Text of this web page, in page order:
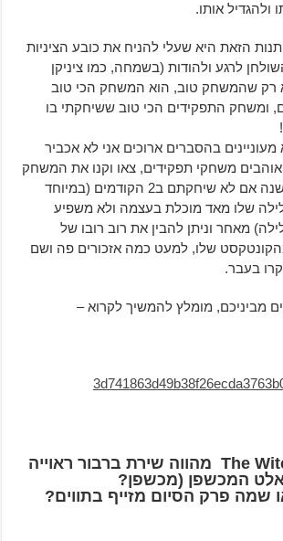
אותו.
הזאת היא שעלי להניח את כובע הציניות
לרגע ולהודות (בשמחה, כמו ציניקן
רק שהמשחק טוב, הוא המשחק הכי טוב
ומשחק התפקידים הכי טוב ששיחקתי בו
בהסברים ארוכים אני לא אכביר
משחקי תפקידים, צאו וקנו את המשחק
הזה. זה לא נורא משנה אם לא שיחקתם ב2 הקודמים (במיוחד
שלו מאד מוכלת בעצמה ולא משפיע
מאחר וניתן להבין את רוב רובו של
שלו, למעט כמה אזכורים פה ושם
בעבר.
מביניכם, מומלץ להמשיך לקרוא –
The
מהווה שירת ברבור ראוייה
המכשפן (מכשפן?
שמה פרק הסיום מזייף בתווים?